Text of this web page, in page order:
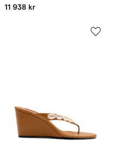
11 938 kr